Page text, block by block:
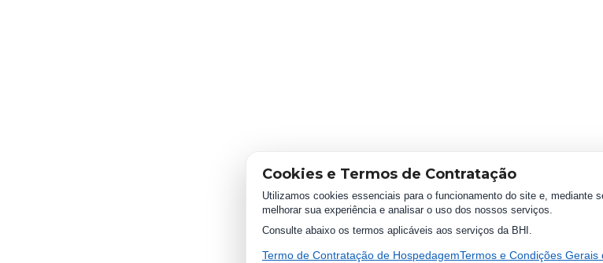
Cookies e Termos de Contratação
Utilizamos cookies essenciais para o funcionamento do site e, mediante
melhorar sua experiência e analisar o uso dos nossos serviços.
Consulte abaixo os termos aplicáveis aos serviços da BHI.
Termo de Contratação de HospedagemTermos e Condições Gerais